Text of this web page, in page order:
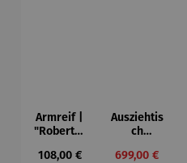
Armreif |
"Roberta"
Mütz
Regulärer Preis:
108,00 €
Ausziehtis
ch
– Valor
Verkaufspreis:
699,00 €